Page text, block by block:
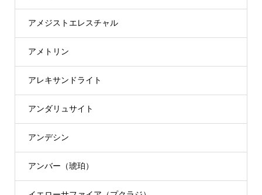
アメジストエレスチャル
アメトリン
アレキサンドライト
アンダリュサイト
アンデシン
アンバー（琥珀）